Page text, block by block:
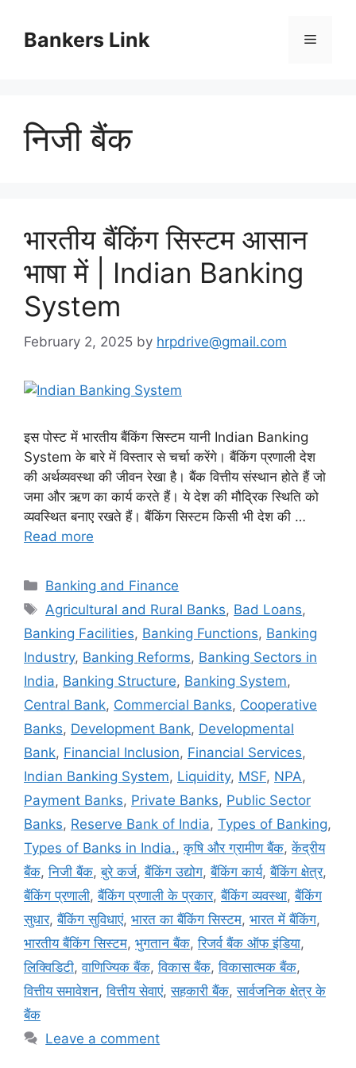
contentBankers Link Menu
निजी बैंक
भारतीय बैंकिंग सिस्टम आसान
भाषा में | Indian Banking
System
February 2, 2025 by hrpdrive@gmail.com
इस पोस्ट में भारतीय बैंकिंग सिस्टम यानी Indian Banking
System के बारे में विस्तार से चर्चा करेंगे। बैंकिंग प्रणाली देश
की अर्थव्यवस्था की जीवन रेखा है। बैंक वित्तीय संस्थान होते हैं जो
जमा और ऋण का कार्य करते हैं। ये देश की मौद्रिक स्थिति को
व्यवस्थित बनाए रखते हैं। बैंकिंग सिस्टम किसी भी देश की …
Read more
Categories
Banking and Finance
Tags
Agricultural and Rural Banks, Bad Loans,
Banking Facilities, Banking Functions, Banking
Industry, Banking Reforms, Banking Sectors in
India, Banking Structure, Banking System,
Central Bank, Commercial Banks, Cooperative
Banks, Development Bank, Developmental
Bank, Financial Inclusion, Financial Services,
Indian Banking System, Liquidity, MSF, NPA,
Payment Banks, Private Banks, Public Sector
Banks, Reserve Bank of India, Types of Banking,
Types of Banks in India.,कृषि और ग्रामीण बैंक,केंद्रीय
बैंक,निजी बैंक,बुरे कर्ज,बैंकिंग उद्योग,बैंकिंग कार्य,बैंकिंग क्षेत्र,
बैंकिंग प्रणाली,बैंकिंग प्रणाली के प्रकार,बैंकिंग व्यवस्था,बैंकिंग
सुधार,बैंकिंग सुविधाएं, भारत का बैंकिंग सिस्टम, भारत में बैंकिंग,
भारतीय बैंकिंग सिस्टम, भुगतान बैंक,रिजर्व बैंक ऑफ इंडिया,
लिक्विडिटी,वाणिज्यिक बैंक,विकास बैंक,विकासात्मक बैंक,
वित्तीय समावेशन,वित्तीय सेवाएं,सहकारी बैंक,सार्वजनिक क्षेत्र के
बैंक
Leave a comment